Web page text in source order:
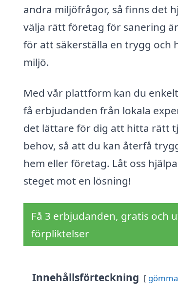
andra miljöfrågor, så finns det
välja rätt företag för sanering
för att säkerställa en trygg och
miljö.
Med vår plattform kan du
få erbjudanden från lokala
det lättare för dig att hitta rätt
behov, så att du kan återfå
hem eller företag. Låt oss
steget mot en lösning!
Få 3 erbjudanden, gratis och
förpliktelser
Innehållsförteckning gömma